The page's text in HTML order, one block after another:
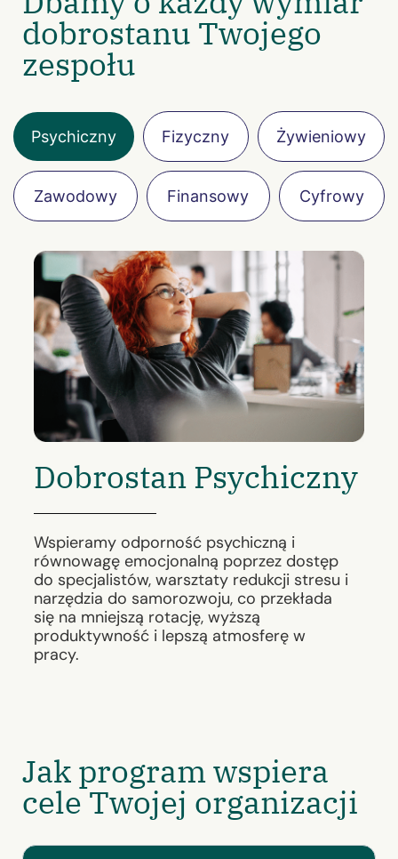
dobrostanu Twojego
zespołu
Psychiczny Fizyczny Żywieniowy
Zawodowy Finansowy Cyfrowy
Dobrostan Psychiczny
Wspieramy odporność psychiczną i
równowagę emocjonalną poprzez dostęp
do specjalistów, warsztaty redukcji stresu i
narzędzia do samorozwoju, co przekłada
się na mniejszą rotację, wyższą
produktywność i lepszą atmosferę w
pracy.
Jak program wspiera
cele Twojej organizacji